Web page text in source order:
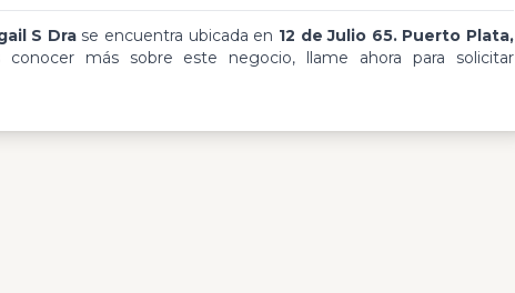
S Drase encuentra ubicada en 12 de Julio 65. Puerto Plata,
conocer más sobre este negocio, llame ahora para solicitar